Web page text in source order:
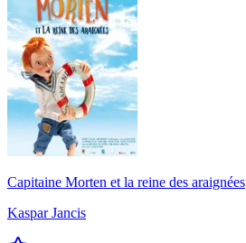
Capitaine Morten et la reine des araignées
Kaspar Jancis